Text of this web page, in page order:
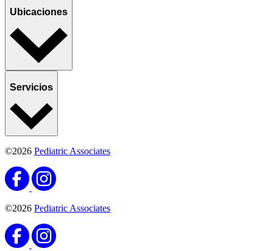
Ubicaciones
Servicios
©2026 Pediatric Associates
©2026 Pediatric Associates